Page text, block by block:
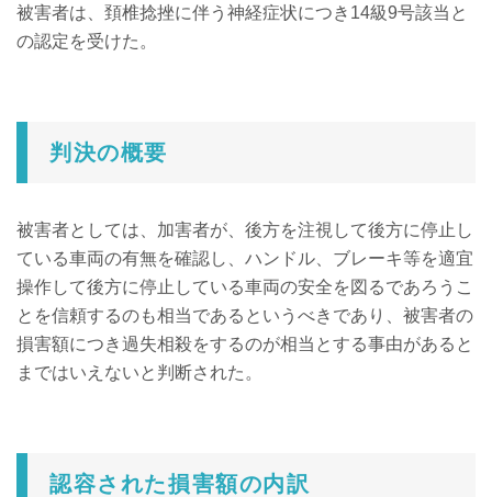
被害者は、頚椎捻挫に伴う神経症状につき14級9号該当と
の認定を受けた。
判決の概要
被害者としては、加害者が、後方を注視して後方に停止し
ている車両の有無を確認し、ハンドル、ブレーキ等を適宜
操作して後方に停止している車両の安全を図るであろうこ
とを信頼するのも相当であるというべきであり、被害者の
損害額につき過失相殺をするのが相当とする事由があると
まではいえないと判断された。
認容された損害額の内訳